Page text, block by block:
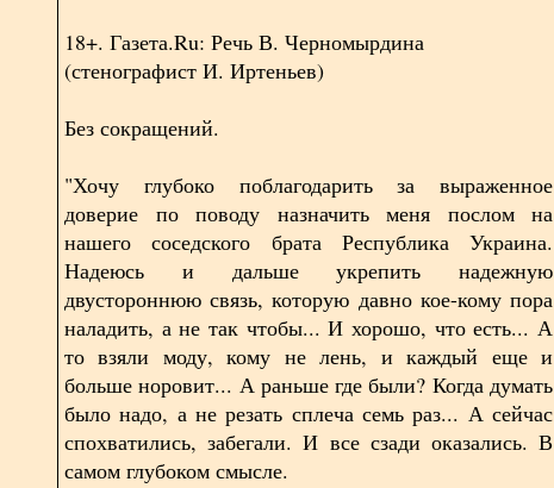
18+. Газета.Ru: Речь В. Черномырдина
(стенографист И. Иртеньев)
Без сокращений.
"Хочу глубоко поблагодарить за выраженное
доверие по поводу назначить меня послом на
нашего соседского брата Республика Украина.
Надеюсь и дальше укрепить надежную
двустороннюю связь, которую давно кое-кому пора
наладить, а не так чтобы... И хорошо, что есть... А
то взяли моду, кому не лень, и каждый еще и
больше норовит... А раньше где были? Когда думать
было надо, а не резать сплеча семь раз... А сейчас
спохватились, забегали. И все сзади оказались. В
самом глубоком смысле.